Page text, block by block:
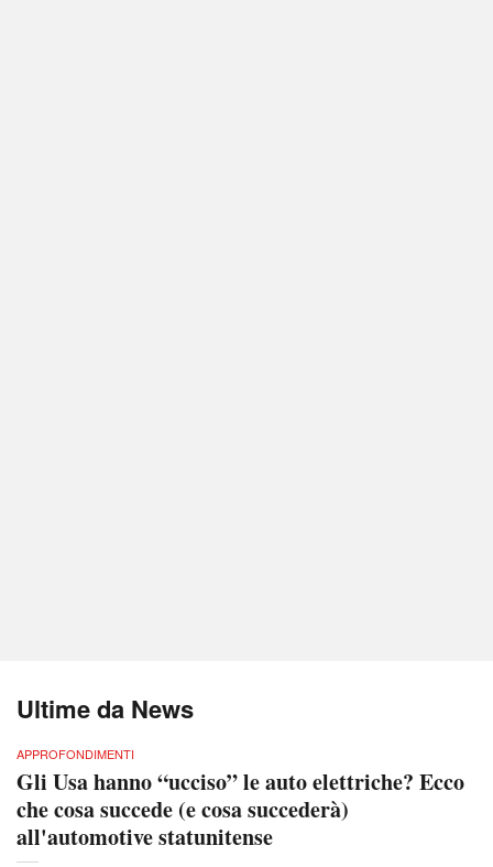
Ultime da News
APPROFONDIMENTI
Gli Usa hanno “ucciso” le auto elettriche? Ecco
che cosa succede (e cosa succederà)
all'automotive statunitense